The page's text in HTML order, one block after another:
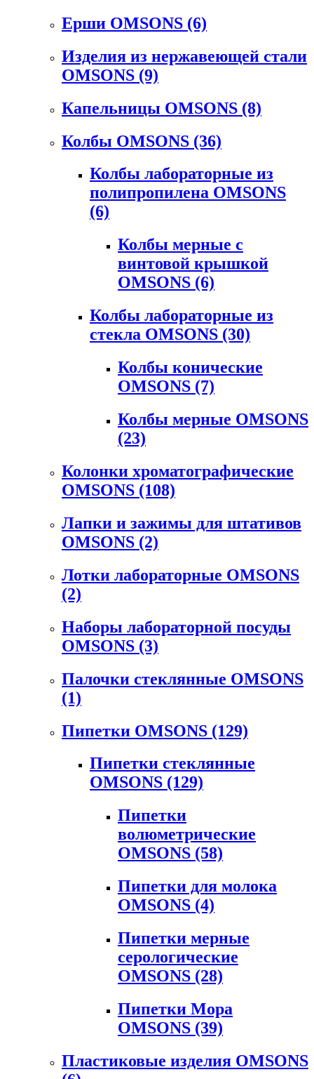
Ерши OMSONS (6)
Изделия из нержавеющей стали
OMSONS (9)
Капельницы OMSONS (8)
Колбы OMSONS (36)
Колбы лабораторные из
полипропилена OMSONS
(6)
Колбы мерные с
винтовой крышкой
OMSONS (6)
Колбы лабораторные из
стекла OMSONS (30)
Колбы конические
OMSONS (7)
Колбы мерные OMSONS
(23)
Колонки хроматографические
OMSONS (108)
Лапки и зажимы для штативов
OMSONS (2)
Лотки лабораторные OMSONS
(2)
Наборы лабораторной посуды
OMSONS (3)
Палочки стеклянные OMSONS
(1)
Пипетки OMSONS (129)
Пипетки стеклянные
OMSONS (129)
Пипетки
волюметрические
OMSONS (58)
Пипетки для молока
OMSONS (4)
Пипетки мерные
серологические
OMSONS (28)
Пипетки Мора
OMSONS (39)
Пластиковые изделия OMSONS